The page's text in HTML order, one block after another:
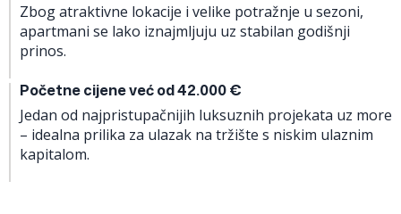
Zbog atraktivne lokacije i velike potražnje u sezoni,
apartmani se lako iznajmljuju uz stabilan godišnji
prinos.
Početne cijene već od 42.000 €
Jedan od najpristupačnijih luksuznih projekata uz more
– idealna prilika za ulazak na tržište s niskim ulaznim
kapitalom.